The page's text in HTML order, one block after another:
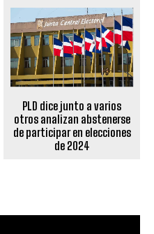
PLD dice junto a varios
otros analizan abstenerse
de participar en elecciones
de 2024